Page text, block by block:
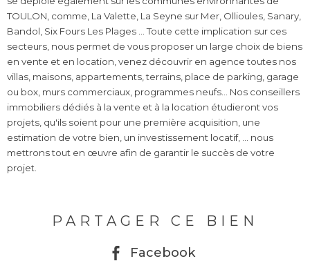
TOULON, comme, La Valette, La Seyne sur Mer, Ollioules, Sanary,
Bandol, Six Fours Les Plages ... Toute cette implication sur ces
secteurs, nous permet de vous proposer un large choix de biens
en vente et en location, venez découvrir en agence toutes nos
villas, maisons, appartements, terrains, place de parking, garage
ou box, murs commerciaux, programmes neufs... Nos conseillers
immobiliers dédiés à la vente et à la location étudieront vos
projets, qu'ils soient pour une première acquisition, une
estimation de votre bien, un investissement locatif, ... nous
mettrons tout en œuvre afin de garantir le succès de votre
projet.
PARTAGER CE BIEN
Facebook